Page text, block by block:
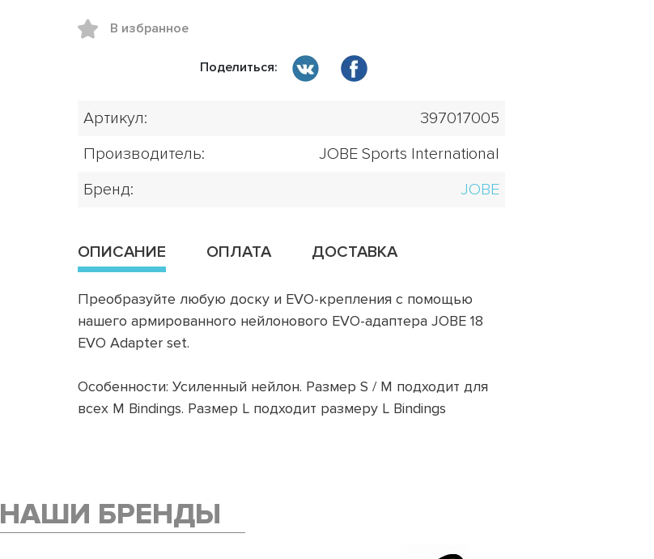
В избранное
Поделиться:
Артикул:
397017005
Производитель:
JOBE Sports International
Бренд:
JOBE
ОПИСАНИЕ ОПЛАТА ДОСТАВКА
Преобразуйте любую доску и EVO-крепления с помощью
нашего армированного нейлонового EVO-адаптера JOBE 18
EVO Adapter set.
Особенности: Усиленный нейлон. Размер S / M подходит для
всех M Bindings. Размер L подходит размеру L Bindings
НАШИ БРЕНДЫ